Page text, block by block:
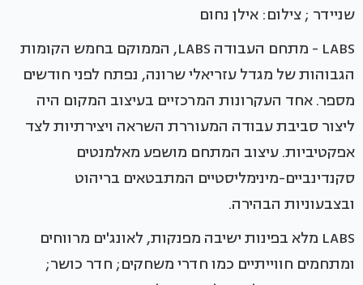
שניידר ; צילום: אילן נחום
LABS - מתחם העבודה LABS, הממוקם בחמש הקומות
הגבוהות של מגדל עזריאלי שרונה, נפתח לפני חודשים
מספר. אחד העקרונות המרכזיים בעיצוב המקום היה
ליצור סביבת עבודה המעוררת השראה ויצירתיות לצד
אפקטיביות. עיצוב המתחם מושפע מאלמנטים
סקנדינביים-מינימליסטיים המתבטאים בריהוט
ובצבעוניות הבהירה.
LABS מלא בפינות ישיבה מפנקות, לאונג'ים מרווחים
ומתחמים חווייתיים כמו חדרי משחקים; חדר כושר;